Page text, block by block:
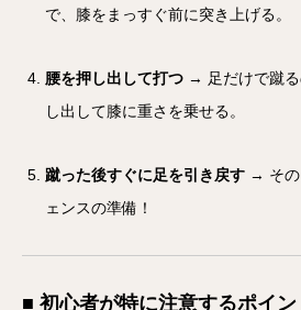
で、膝をまっすぐ前に突き上げる。
腰を押し出して打つ → 足だけで蹴
し出して膝に重さを乗せる。
蹴った後すぐに足を引き戻す → その
ェンスの準備！
■ 初心者が特に注意するポイン